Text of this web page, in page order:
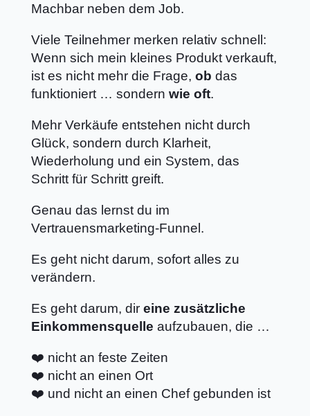
Machbar neben dem Job.
Viele Teilnehmer merken relativ schnell:
Wenn sich mein kleines Produkt verkauft,
ist es nicht mehr die Frage, ob das
funktioniert … sondern wie oft.
Mehr Verkäufe entstehen nicht durch
Glück, sondern durch Klarheit,
Wiederholung und ein System, das
Schritt für Schritt greift.
Genau das lernst du im
Vertrauensmarketing-Funnel.
Es geht nicht darum, sofort alles zu
verändern.
Es geht darum, dir eine zusätzliche
Einkommensquelle aufzubauen, die …
❤️ nicht an feste Zeiten
❤️ nicht an einen Ort
❤️ und nicht an einen Chef gebunden ist